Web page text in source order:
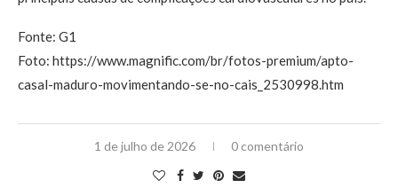
Fonte: G1
Foto: https://www.magnific.com/br/fotos-premium/apto-
casal-maduro-movimentando-se-no-cais_2530998.htm
1 de julho de 2026 0 comentário